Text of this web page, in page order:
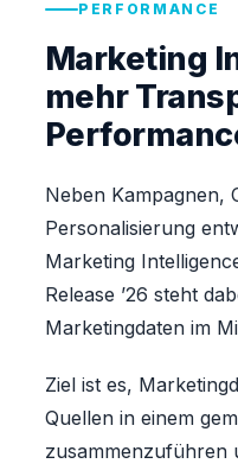
PERFORMANCE
Marketing
mehr
Neben Kampagnen,
Personalisierung
Marketing
Release ’26 steht
Marketingdaten im
Ziel ist es,
Quellen in einem
zusammenzuführen